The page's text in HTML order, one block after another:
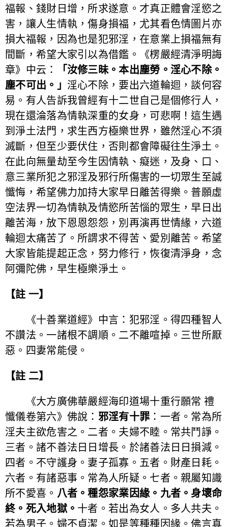
福報、錢財日增，所求遂意。才真正體會淫慾之
害，讓人生情執，傷身損福，尤其看色情圖片亦
損大福報，因為也是犯邪淫，在意業上損福無有
間斷，希望大家引以為借鑑。《楞嚴經清淨明誨
章》中云：
「汝修三昧。本出塵勞。淫心不除。
塵不可出。」 淫心不除，要出六道輪迴，談何容
易。有人告訴我曾經有十二世自己是個修行人，
現在還淪落為情執深重的女身，可悲啊！這生遇
到淨土法門，求生西方極樂世界，雖然淫心不須
滅斷，但至少要伏住，否則都會障礙往生淨土。
在此向無量劫至今生因情執、癡迷，及身、口、
意三業所犯之邪淫及邪行所傷害的一切眾生至誠
懺悔，希望佛力加持大家早日離苦得樂。普願虛
空法界一切為情執及情慾所苦惱的眾生，早日出
離苦海，放下恩恩怨怨，別再演再世情緣，六道
輪迴太痛苦了。所謂求不得苦、愛別離苦。希望
大家皆能提起正念，努力修行，恢復清淨身，念
阿彌陀佛，早生極樂淨土。
【註 一】
《十善業道經》中言：犯邪淫。得四種智人
不讚法。一諸根不調順。二不離喧掉。三世所厭
惡。四妻常能侵。
【註 二】
《大方廣佛華嚴經海印道場十重行願常 禮
懺儀卷第六》佛說： 邪淫有十罪 ：一者。常為所
淫夫主欲危害之。二者。夫婦不睦。常共鬥諍。
三者。諸不善法日日增長。於諸善法日日損減。
四者。不守護身。妻子孤寡。五者。財產日耗。
六者。有諸惡事。常為人所疑。七者。親屬知識
所不愛喜。 八者。種怨家業因緣。九者。身壞命
終。死入地獄。 十者。若出為女人。多人共夫。
若為男子。婦不貞潔。如是等種種因緣。佛言真